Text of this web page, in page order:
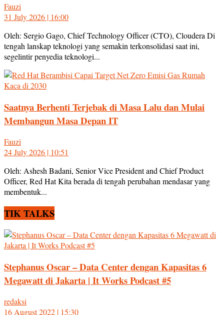
Fauzi
31 July 2026 | 16:00
Oleh: Sergio Gago, Chief Technology Officer (CTO), Cloudera Di
tengah lanskap teknologi yang semakin terkonsolidasi saat ini,
segelintir penyedia teknologi...
Saatnya Berhenti Terjebak di Masa Lalu dan Mulai
Membangun Masa Depan IT
Fauzi
24 July 2026 | 10:51
Oleh: Ashesh Badani, Senior Vice President and Chief Product
Officer, Red Hat Kita berada di tengah perubahan mendasar yang
membentuk...
TIK TALKS
Stephanus Oscar – Data Center dengan Kapasitas 6
Megawatt di Jakarta | It Works Podcast #5
redaksi
16 August 2022 | 15:30